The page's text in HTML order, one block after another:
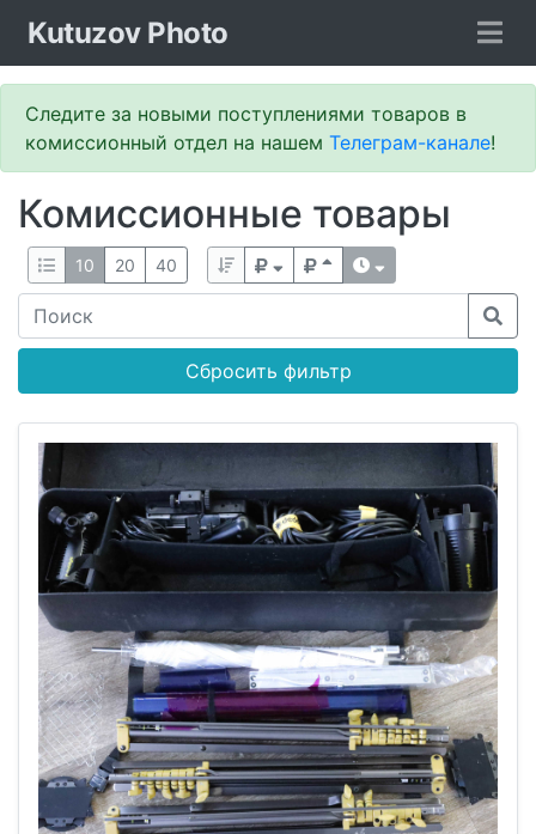
Kutuzov Photo
Следите за новыми поступлениями товаров в
комиссионный отдел на нашем Телеграм-канале!
Комиссионные товары
10 20 40
Сбросить фильтр